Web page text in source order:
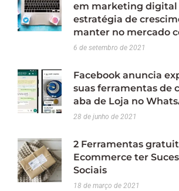
em marketing digital
estratégia de
manter no mercado
6 de setembro de 2021
Facebook anuncia
suas ferramentas de
aba de Loja no
28 de junho de 2021
2 Ferramentas
Ecommerce ter
Sociais
18 de março de 2021